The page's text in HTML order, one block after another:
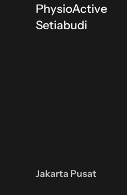
PhysioActive
Setiabudi
Jakarta Pusat